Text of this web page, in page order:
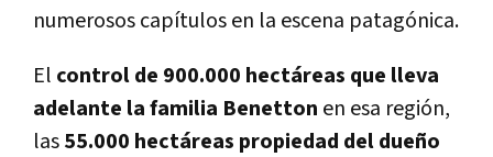
numerosos capítulos en la escena patagónica.
El control de 900.000 hectáreas que lleva
adelante la familia Benetton en esa región,
las55.000 hectáreas propiedad del dueño